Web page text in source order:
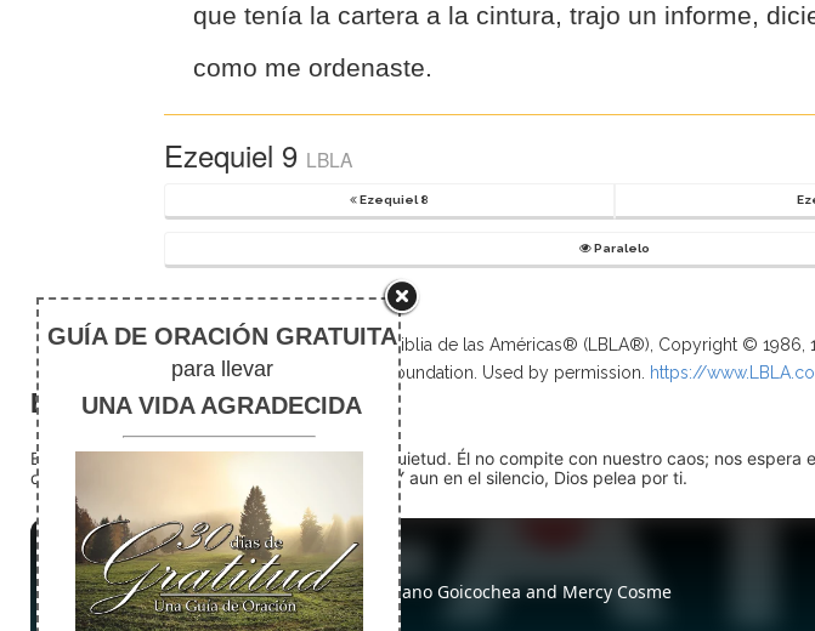
que tenía la cartera a la cintura, trajo un informe,
como me ordenaste.
Ezequiel 9 LBLA
Ezequiel 8
Paralelo
Scripture taken from La Biblia de las Américas® (LBLA®), Copyright © 1986,
Foundation. Used by permission.
https://
El silencio
En medio del ruido, Dios nos encuentra en la quietud. Él no compite con nuestro caos; nos
detente (quédate quieto) Dios está presente. Y aun en el silencio, Dios pelea por ti.